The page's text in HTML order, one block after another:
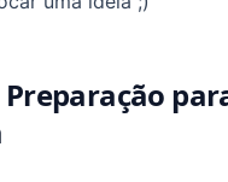
Preparação